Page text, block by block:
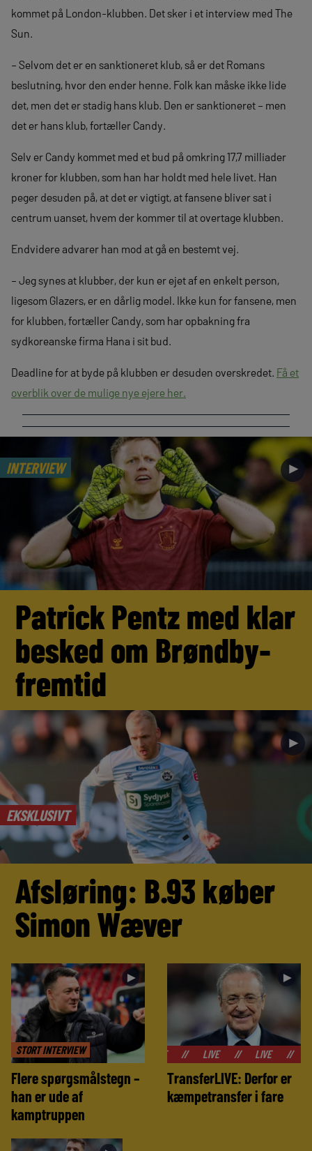
kommet på London-klubben. Det sker i et interview med The
Sun.
– Selvom det er en sanktioneret klub, så er det Romans
beslutning, hvor den ender henne. Folk kan måske ikke lide
det, men det er stadig hans klub. Den er sanktioneret – men
det er hans klub, fortæller Candy.
Selv er Candy kommet med et bud på omkring 17,7 milliader
kroner for klubben, som han har holdt med hele livet. Han
peger desuden på, at det er vigtigt, at fansene bliver sat i
centrum uanset, hvem der kommer til at overtage klubben.
Endvidere advarer han mod at gå en bestemt vej.
– Jeg synes at klubber, der kun er ejet af en enkelt person,
ligesom Glazers, er en dårlig model. Ikke kun for fansene, men
for klubben, fortæller Candy, som har opbakning fra
sydkoreanske firma Hana i sit bud.
Deadline for at byde på klubben er desuden overskredet. Få et
overblik over de mulige nye ejere her.
INTERVIEW ►
Patrick Pentz med klar
besked om Brøndby-
fremtid
EKSKLUSIVT
►
Afsløring: B.93 køber
Simon Wæver
STORT INTERVIEW
►
Flere spørgsmålstegn –
han er ude af
kamptruppen
►
// LIVE // LIVE LIVE LIVE
TransferLIVE: Derfor er
kæmpetransfer i fare